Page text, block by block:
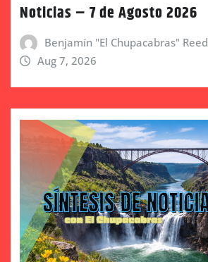
Noticias – 7 de Agosto 2026
Benjamín "El Chupacabras" Reed
Aug 7, 2026